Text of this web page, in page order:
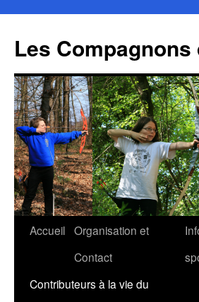
contenu
Les
Accueil Organisation et
Contact
Contributeurs à la vie du